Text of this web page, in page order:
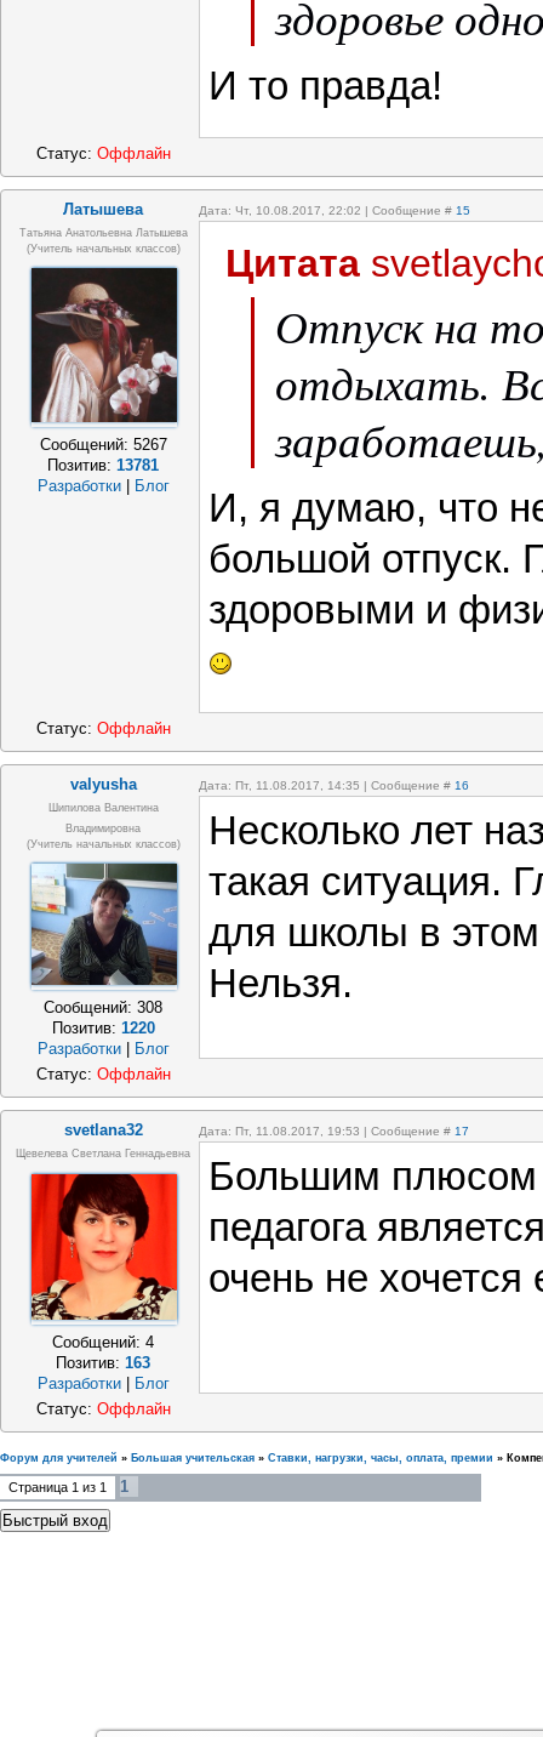
здоровье
И то правда!
Статус: Оффлайн
Латышева Дата: Чт, 10.08.2017, 22:02 | Сообщение # 15
Татьяна Анатольевна Латышева
(учитель начальных классов)
Сообщений: 5267
Позитив:13781
Разработки
Блог
Цитата
Отпуск на
отдыхать.
И, я думаю, что
большой отпуск.
здоровыми и
Статус: Оффлайн
valyusha Дата: Пт, 11.08.2017, 14:35 | Сообщение # 16
Шипилова Валентина
Владимировна
(учитель начальных классов)
Сообщений:308
Позитив: 1220
Разработки
Блог
Несколько лет
такая ситуация.
для школы в
Нельзя.
Статус: Оффлайн
svetlana32 Дата: Пт, 11.08.2017, 19:53 | Сообщение # 17
Щевелева Светлана Геннадьевна
Сообщений:4
Позитив:163
Разработки
Блог
Большим плюсом
педагога
очень не хочется
Статус: Оффлайн
Форум для учителей » Большая учительская » Ставки, нагрузки, часы, оплата, премии »
Страница 1 из 1 1